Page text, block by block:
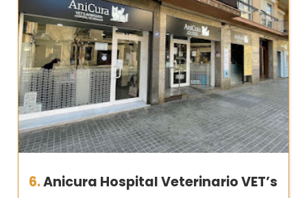
6.Anicura Hospital Veterinario VET’s